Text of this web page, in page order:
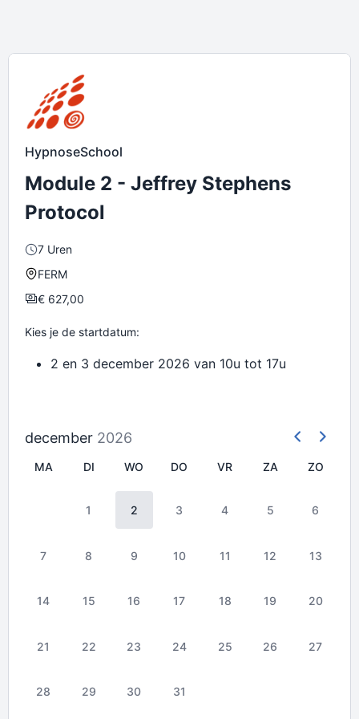
HypnoseSchool
Module 2 - Jeffrey Stephens
Protocol
7 Uren
FERM
€ 627,00
Kies je de startdatum:
2 en 3 december 2026 van 10u tot 17u
december 2026
MA DI WO DO VR ZA ZO
1 2 3 4 5 6
7 8 9 10 11 12 13
14 15 16 17 18 19 20
21 22 23 24 25 26 27
28 29 30 31